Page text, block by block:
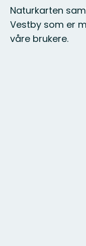
Naturkarten
Vestby som er
våre brukere.